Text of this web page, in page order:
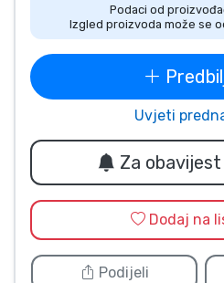
Podaci od
Izgled proizvoda može se
Uvjeti
Za
Dodaj na
Podijeli